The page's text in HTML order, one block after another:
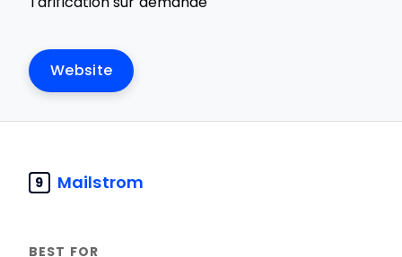
Website
9 Mailstrom